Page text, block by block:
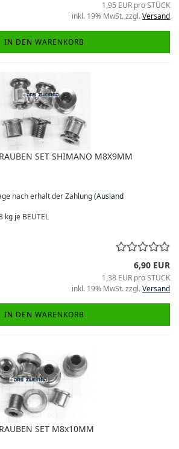
1,95 EUR pro STÜCK
inkl. 19% MwSt. zzgl.Versand
IN DEN WARENKORB
SET SHIMANO M8X9MM
nach erhalt der Zahlung(Ausland
kg je BEUTEL
6,90 EUR
1,38 EUR pro STÜCK
inkl. 19% MwSt. zzgl.Versand
IN DEN WARENKORB
SET M8x10MM